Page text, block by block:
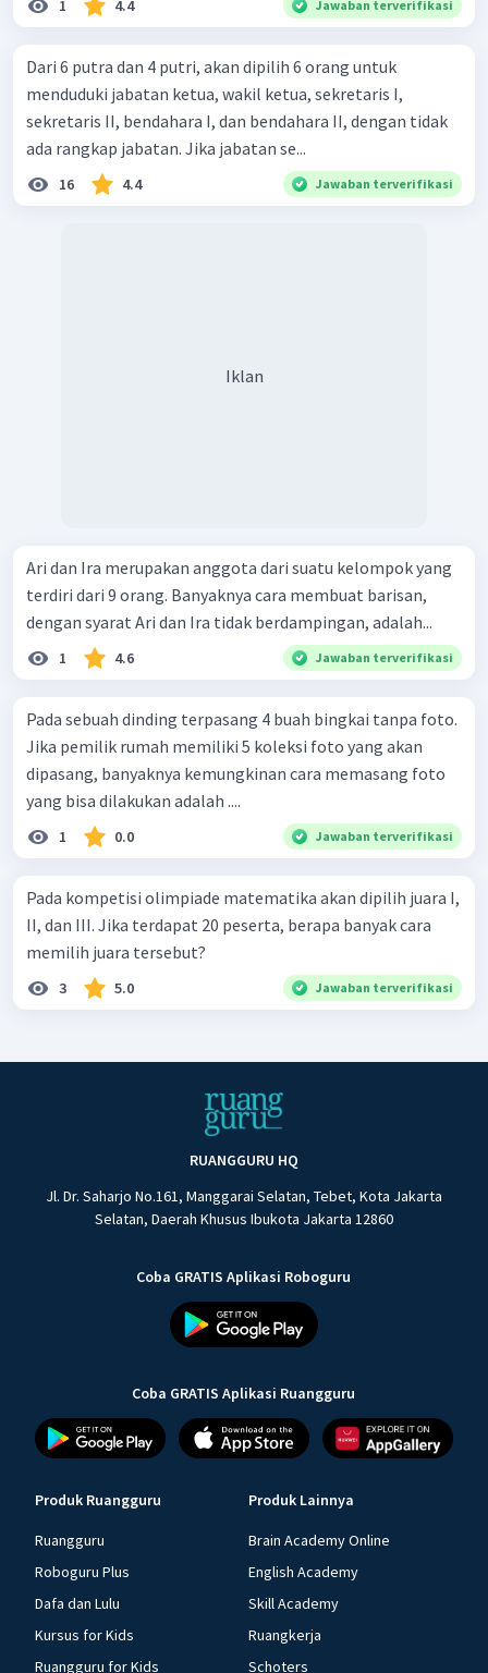
1 4.4 Jawaban terverifikasi
Dari 6 putra dan 4 putri, akan dipilih 6 orang untuk
menduduki jabatan ketua, wakil ketua, sekretaris I,
sekretaris II, bendahara I, dan bendahara II, dengan tidak
ada rangkap jabatan. Jika jabatan se...
16 4.4 Jawaban terverifikasi
Iklan
Ari dan Ira merupakan anggota dari suatu kelompok yang
terdiri dari 9 orang. Banyaknya cara membuat barisan,
dengan syarat Ari dan Ira tidak berdampingan, adalah...
1 4.6 Jawaban terverifikasi
Pada sebuah dinding terpasang 4 buah bingkai tanpa foto.
Jika pemilik rumah memiliki 5 koleksi foto yang akan
dipasang, banyaknya kemungkinan cara memasang foto
yang bisa dilakukan adalah ....
1 0.0 Jawaban terverifikasi
Pada kompetisi olimpiade matematika akan dipilih juara I,
II, dan III. Jika terdapat 20 peserta, berapa banyak cara
memilih juara tersebut?
3 5.0 Jawaban terverifikasi
RUANGGURU HQ
Jl. Dr. Saharjo No.161, Manggarai Selatan, Tebet, Kota Jakarta
Selatan, Daerah Khusus Ibukota Jakarta 12860
Coba GRATIS Aplikasi Roboguru
Coba GRATIS Aplikasi Ruangguru
Produk Ruangguru
Ruangguru
Roboguru Plus
Dafa dan Lulu
Kursus for Kids
Ruangguru for Kids
Produk Lainnya
Brain Academy Online
English Academy
Skill Academy
Ruangkerja
Schoters